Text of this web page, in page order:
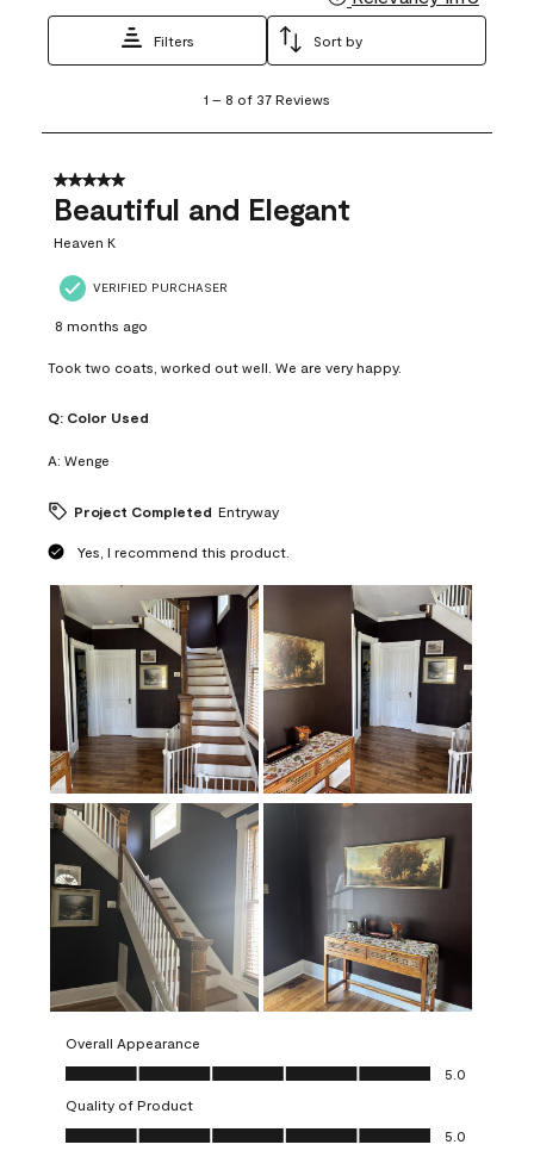
Filters Sort by
8
37
Reviews
1 – 8 of 37 Reviews
5 out of 5 stars.
Beautiful and Elegant
Heaven K
VERIFIED PURCHASER
8 months ago
Took two coats, worked out well. We are very happy.
Q: Color Used
A: Wenge
Project Completed Entryway
Yes, I recommend this product.
Overall Appearance
Overall Appearance, 5.0 out of 5
5.0
Quality of Product
Quality of Product, 5.0 out of 5
5.0